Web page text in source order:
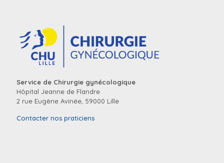
Service de Chirurgie gynécologique
Hôpital Jeanne de Flandre
2 rue Eugène Avinée, 59000 Lille
Contacter nos praticiens